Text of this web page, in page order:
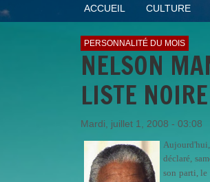
ACCUEIL CULTURE
PERSONNALITÉ DU MOIS
NELSON
LISTE
Mardi, juillet 1, 2008 - 03:08
déclaré,
son parti, le